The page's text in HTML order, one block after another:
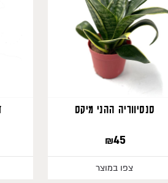
סנסיווריה ההני מיקס
45
₪
צפו במוצר